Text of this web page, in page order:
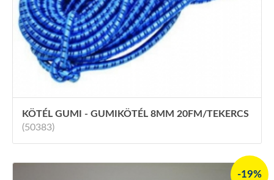
KÖTÉL GUMI - GUMIKÖTÉL 8MM 20FM/TEKERCS
(50383)
-19%